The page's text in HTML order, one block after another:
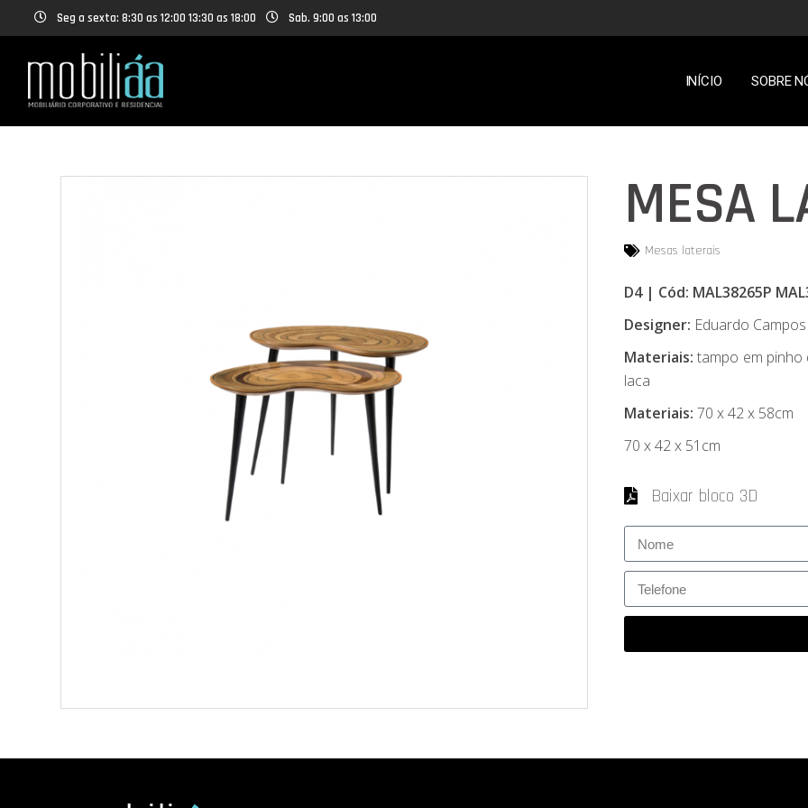
Seg a sexta: 8:30 as 12:00 13:30 as 18:00 Sab. 9:00 as 13:00
INÍCIO SOBRE
MESA
Mesas laterais
D4 | Cód: MAL38265P
Designer: Eduardo Campos
Materiais:tampo em pinho
laca
Materiais: 70 x 42 x 58cm
70 x 42 x 51cm
Baixar bloco 3D